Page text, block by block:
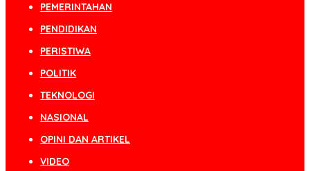
PEMERINTAHAN
PENDIDIKAN
PERISTIWA
POLITIK
TEKNOLOGI
NASIONAL
OPINI DAN ARTIKEL
VIDEO